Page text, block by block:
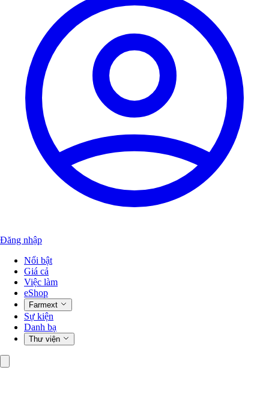
Đăng nhập
Nổi bật
Giá cả
Việc làm
eShop
Farmext
Sự kiện
Danh bạ
Thư viện